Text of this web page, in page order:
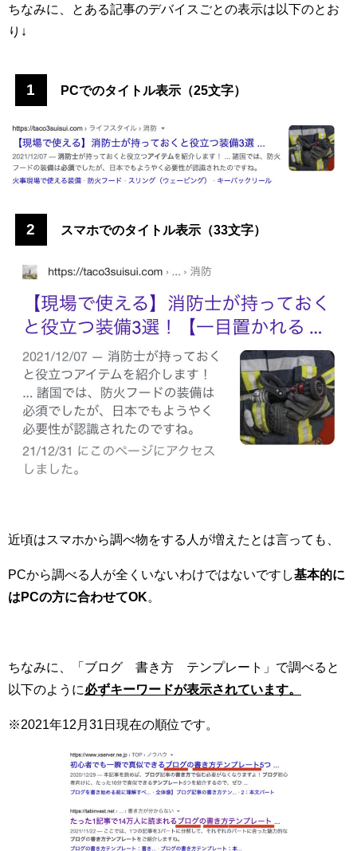
ちなみに、とある記事のデバイスごとの表示は以下のとお
り↓
1 PCでのタイトル表示（25文字）
2 スマホでのタイトル表示（33文字）
近頃はスマホから調べ物をする人が増えたとは言っても、
PCから調べる人が全くいないわけではないですし基本的に
はPCの方に合わせてOK
ちなみに、「ブログ 書き方 テンプレート」で調べると
以下のように必ずキーワードが表示されています。
※2021年12月31日現在の順位です。